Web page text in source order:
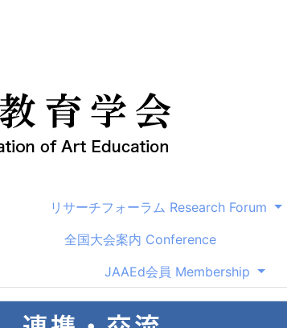
リサーチフォーラム Research Forum
全国大会案内 Conference
JAAEd会員 Membership